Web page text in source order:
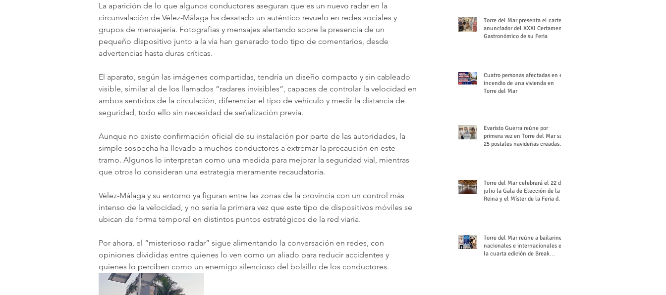
La aparición de lo que algunos conductores aseguran que es un nuevo radar en la
circunvalación de Vélez-Málaga ha desatado un auténtico revuelo en redes sociales y
grupos de mensajería. Fotografías y mensajes alertando sobre la presencia de un
pequeño dispositivo junto a la vía han generado todo tipo de comentarios, desde
advertencias hasta duras críticas.
El aparato, según las imágenes compartidas, tendría un diseño compacto y sin cableado
visible, similar al de los llamados “radares invisibles”, capaces de controlar la velocidad en
ambos sentidos de la circulación, diferenciar el tipo de vehículo y medir la distancia de
seguridad, todo ello sin necesidad de señalización previa.
Aunque no existe confirmación oficial de su instalación por parte de las autoridades, la
simple sospecha ha llevado a muchos conductores a extremar la precaución en este
tramo. Algunos lo interpretan como una medida para mejorar la seguridad vial, mientras
que otros lo consideran una estrategia meramente recaudatoria.
Vélez-Málaga y su entorno ya figuran entre las zonas de la provincia con un control más
intenso de la velocidad, y no sería la primera vez que este tipo de dispositivos móviles se
ubican de forma temporal en distintos puntos estratégicos de la red viaria.
Por ahora, el “misterioso radar” sigue alimentando la conversación en redes, con
opiniones divididas entre quienes lo ven como un aliado para reducir accidentes y
quienes lo perciben como un enemigo silencioso del bolsillo de los conductores.
Torre del Mar presenta el cartel
anunciador del XXXI Certamen
Gastronómico de su Feria
Cuatro personas afectadas en el
incendio de una vivienda en
Torre del Mar
Evaristo Guerra reúne por
primera vez en Torre del Mar sus
25 postales navideñas creadas
Torre del Mar celebrará el 22 de
julio la Gala de Elección de la
Reina y el Míster de la Feria de
Torre del Mar reúne a bailarines
nacionales e internacionales en
la cuarta edición de Break